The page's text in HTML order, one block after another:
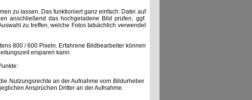
zu lassen. Das funktioniert ganz einfach: Datei auf
anschließend das hochgeladene Bild prüfen, ggf.
zu treffen, welche Fotos tatsächlich verwendet
800 / 600 Pixeln. Erfahrene Bildbearbeiter können
ersparen kann.
Nutzungsrechte an der Aufnahme vom Bildurheber
Ansprüchen Dritter an der Aufnahme.